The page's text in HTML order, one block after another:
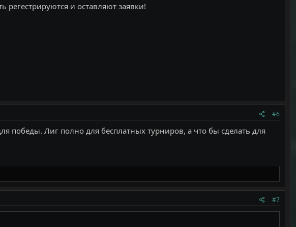
и оставляют заявки!
#6
победы. Лиг полно для бесплатных турниров, а что бы сделать для
#7